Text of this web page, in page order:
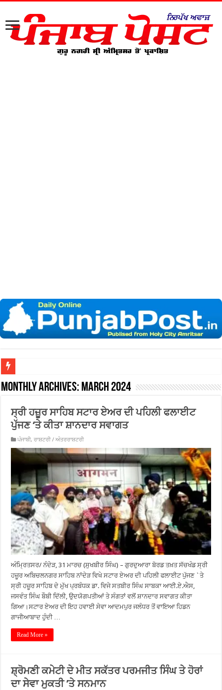
Monthly Archives: March 2024
ਸ੍ਰੀ ਹਜ਼ੂਰ ਸਾਹਿਬ ਸਟਾਰ ਏਅਰ ਦੀ ਪਹਿਲੀ ਫਲਾਈਟ
ਪੁੱਜਣ ‘ਤੇ ਕੀਤਾ ਸ਼ਾਨਦਾਰ ਸਵਾਗਤ
ਪੰਜਾਬੀ,ਰਾਸ਼ਟਰੀ / ਅੰਤਰਰਾਸ਼ਟਰੀ
ਅੰਮ੍ਰਿਤਸਰ/ ਨੰਦੇੜ, 31 ਮਾਰਚ (ਸੁਖਬੀਰ ਸਿੰਘ) – ਗੁਰਦੁਆਰਾ ਬੋਰਡ ਤਖ਼ਤ ਸੱਚਖੰਡ ਸ੍ਰੀ
ਹਜ਼ੂਰ ਅਬਿਚਲਨਗਰ ਸਾਹਿਬ ਨਾਂਦੇੜ ਵਿਖੇ ਸਟਾਰ ਏਅਰ ਦੀ ਪਹਿਲੀ ਫਲਾਈਟ ਪੁੱਜਣ `ਤੇ
ਸ੍ਰੀ ਹਜ਼ੂਰ ਸਾਹਿਬ ਦੇ ਮੁੱਖ ਪ੍ਰਬੰਧਕ ਡਾ. ਵਿਜੇ ਸਤਬੀਰ ਸਿੰਘ ਸਾਬਕਾ ਆਈ.ਏ.ਐਸ,
ਜਸਵੰਤ ਸਿੰਘ ਬੌਬੀ ਦਿੱਲੀ, ਉਦਯੋਗਪਤੀਆਂ ਤੇ ਸੰਗਤਾਂ ਵਲੋਂ ਸ਼ਾਨਦਾਰ ਸਵਾਗਤ ਕੀਤਾ
ਗਿਆ।ਸਟਾਰ ਏਅਰ ਦੀ ਇਹ ਹਵਾਈ ਸੇਵਾ ਆਦਮਪੁਰ ਜਲੰਧਰ ਤੋਂ ਵਾਇਆ ਹਿਡਨ
ਗਾਜੀਆਬਾਦ ਹੁੰਦੀ …
Read More »
ਸ਼੍ਰੋਮਣੀ ਕਮੇਟੀ ਦੇ ਮੀਤ ਸਕੱਤਰ ਪਰਮਜੀਤ ਸਿੰਘ ਤੇ ਹੋਰਾਂ
ਦਾ ਸੇਵਾ ਮੁਕਤੀ ’ਤੇ ਸਨਮਾਨ